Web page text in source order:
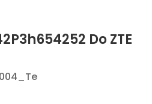
Do ZTE